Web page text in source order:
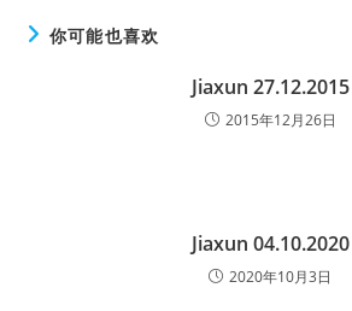
你可能也喜欢
Jiaxun 27.12.2015
2015年12月26日
Jiaxun 04.10.2020
2020年10月3日